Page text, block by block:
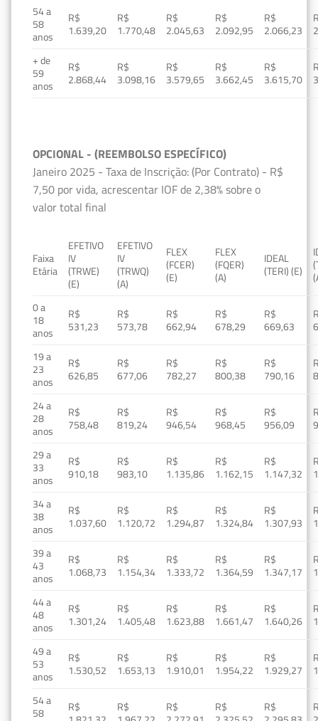
54 a
58
anos
R$
1.639,20
R$
1.770,48
R$
2.045,63
R$
2.092,95
R$
2.066,23
+ de
59
anos
R$
2.868,44
R$
3.098,16
R$
3.579,65
R$
3.662,45
R$
3.615,70
OPCIONAL - (REEMBOLSO ESPECÍFICO)
Janeiro 2025 - Taxa de Inscrição: (Por Contrato) - R$
7,50 por vida, acrescentar IOF de 2,38% sobre o
valor total final
Faixa
Etária
EFETIVO
IV
(TRWE)
(E)
EFETIVO
IV
(TRWQ)
(A)
FLEX
(FCER)
(E)
FLEX
(FQER)
(A)
IDEAL
(TERI) (E)
0 a
18
anos
R$
531,23
R$
573,78
R$
662,94
R$
678,29
R$
669,63
19 a
23
anos
R$
626,85
R$
677,06
R$
782,27
R$
800,38
R$
790,16
24 a
28
anos
R$
758,48
R$
819,24
R$
946,54
R$
968,45
R$
956,09
29 a
33
anos
R$
910,18
R$
983,10
R$
1.135,86
R$
1.162,15
R$
1.147,32
34 a
38
anos
R$
1.037,60
R$
1.120,72
R$
1.294,87
R$
1.324,84
R$
1.307,93
39 a
43
anos
R$
1.068,73
R$
1.154,34
R$
1.333,72
R$
1.364,59
R$
1.347,17
44 a
48
anos
R$
1.301,24
R$
1.405,48
R$
1.623,88
R$
1.661,47
R$
1.640,26
49 a
53
anos
R$
1.530,52
R$
1.653,13
R$
1.910,01
R$
1.954,22
R$
1.929,27
54 a
58
R$
R$
R$
R$
R$